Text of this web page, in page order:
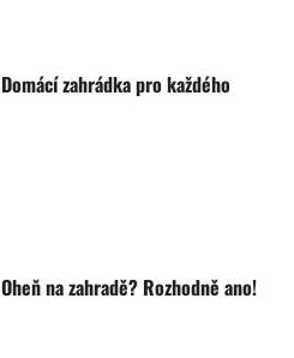
Domácí zahrádka pro každého
Oheň na zahradě? Rozhodně ano!